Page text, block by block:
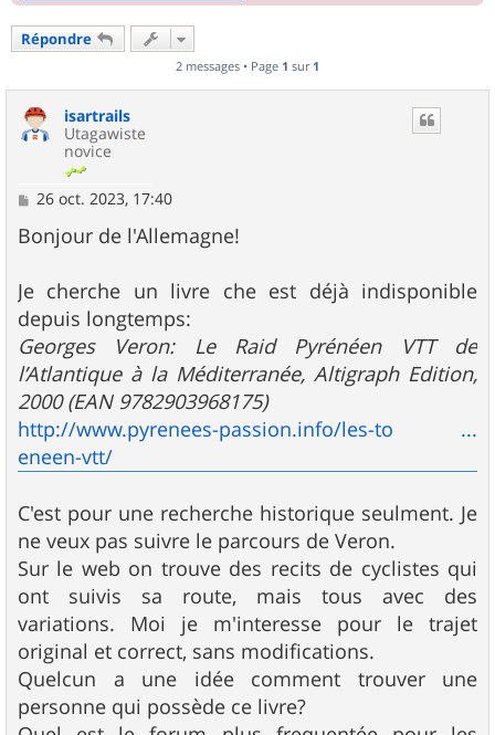
Répondre
2 messages • Page 1 sur 1
isartrails
Utagawiste
novice
M
s
s
g
e
26 oct. 2023, 17:40
Bonjour de l'Allemagne!
Je cherche un livre che est déjà indisponible
depuis longtemps:
Georges Veron: Le Raid Pyrénéen VTT de
l’Atlantique à la Méditerranée, Altigraph Edition,
2000 (EAN 9782903968175)
http://www.pyrenees-passion.info/les-to ...
eneen-vtt/
C'est pour une recherche historique seulment. Je
ne veux pas suivre le parcours de Veron.
Sur le web on trouve des recits de cyclistes qui
ont suivis sa route, mais tous avec des
variations. Moi je m'interesse pour le trajet
original et correct, sans modifications.
Quelcun a une idée comment trouver une
personne qui possède ce livre?